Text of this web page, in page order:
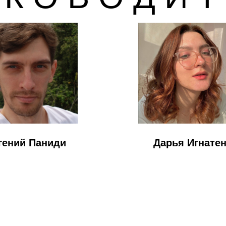
Паниди Дарья